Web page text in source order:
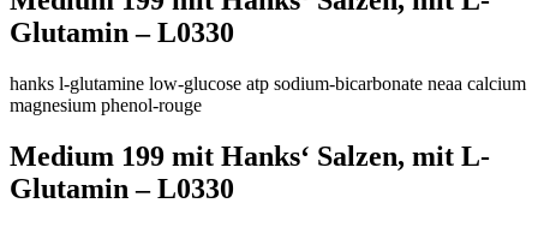
Glutamin – L0330
hanks l-glutamine low-glucose atp sodium-bicarbonate neaa calcium
magnesium phenol-rouge
Medium 199 mit Hanks‘ Salzen, mit L-
Glutamin – L0330